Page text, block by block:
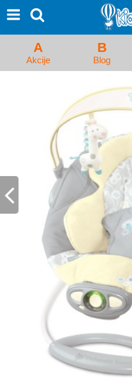
Proizvodi
Početna
Kolica za bebe i dečija kolica
Auto sedišta za decu i bebe
Kreveci, ljuljaške i ležaljke
Kadice, noše i adapteri
Hranilice, flašice i cucle
Monitori, Ogradice i tricikli
Posteljine, vrećice i baldahini
Odeća i obuća
Igračke za bebe i decu
A
Akcije
B
Blog